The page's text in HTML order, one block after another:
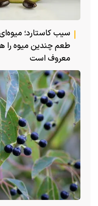
سیب کاستارد؛
طعم چندین میوه را
معروف است